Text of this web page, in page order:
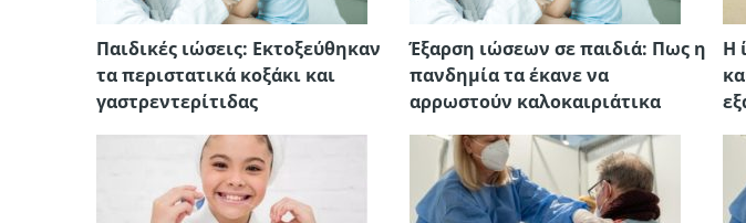
Παιδικές ιώσεις: Εκτοξεύθηκαν
τα περιστατικά κοξάκι και
γαστρεντερίτιδας
Έξαρση ιώσεων σε παιδιά: Πως η
πανδημία τα έκανε να
αρρωστούν καλοκαιριάτικα
Η